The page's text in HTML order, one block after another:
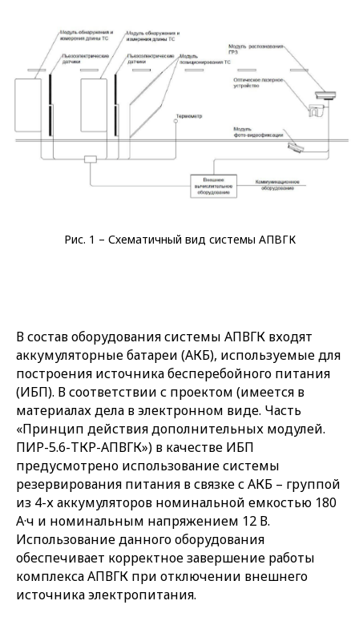
Рис. 1 – Схематичный вид системы АПВГК
В состав оборудования системы АПВГК входят
аккумуляторные батареи (АКБ), используемые для
построения источника бесперебойного питания
(ИБП). В соответствии с проектом (имеется в
материалах дела в электронном виде. Часть
«Принцип действия дополнительных модулей.
ПИР-5.6-ТКР-АПВГК») в качестве ИБП
предусмотрено использование системы
резервирования питания в связке с АКБ – группой
из 4-х аккумуляторов номинальной емкостью 180
А·ч и номинальным напряжением 12 В.
Использование данного оборудования
обеспечивает корректное завершение работы
комплекса АПВГК при отключении внешнего
источника электропитания.